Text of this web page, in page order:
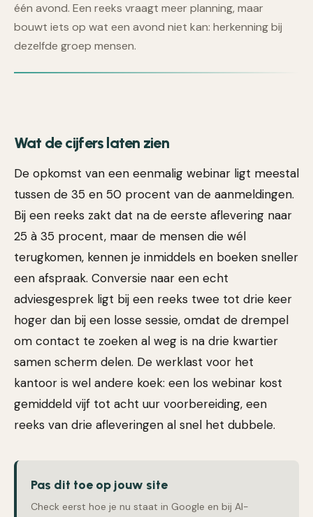
één avond. Een reeks vraagt meer planning, maar
bouwt iets op wat een avond niet kan: herkenning bij
dezelfde groep mensen.
Wat de cijfers laten zien
De opkomst van een eenmalig webinar ligt meestal
tussen de 35 en 50 procent van de aanmeldingen.
Bij een reeks zakt dat na de eerste aflevering naar
25 à 35 procent, maar de mensen die wél
terugkomen, kennen je inmiddels en boeken sneller
een afspraak. Conversie naar een echt
adviesgesprek ligt bij een reeks twee tot drie keer
hoger dan bij een losse sessie, omdat de drempel
om contact te zoeken al weg is na drie kwartier
samen scherm delen. De werklast voor het
kantoor is wel andere koek: een los webinar kost
gemiddeld vijf tot acht uur voorbereiding, een
reeks van drie afleveringen al snel het dubbele.
Pas dit toe op jouw site
Check eerst hoe je nu staat in Google en bij AI-